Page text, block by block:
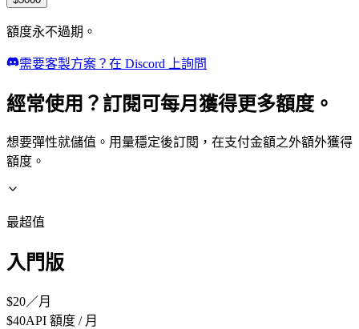
額度永不過期。
需要客製方案？在 Discord 上詢問
經常使用？訂閱可每月獲得更多額度。
想要彈性就儲值。用量穩定後訂閱，在支付金額之外額外獲得
額度。
最超值
入門版
$20／月
$40API 額度 / 月